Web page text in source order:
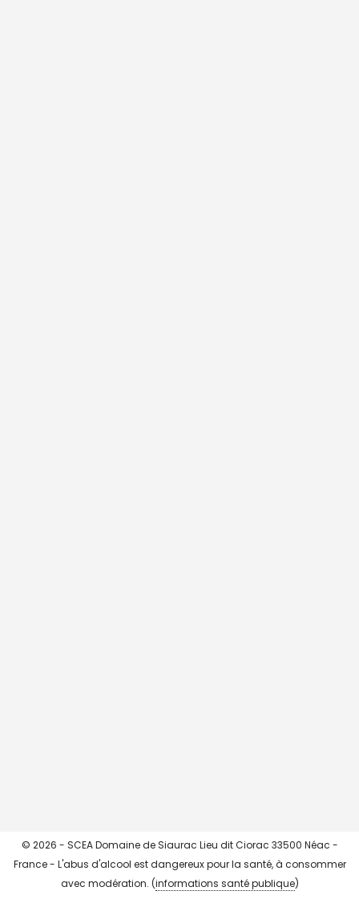
© 2026 - SCEA Domaine de Siaurac Lieu dit Ciorac 33500 Néac -
France - L'abus d'alcool est dangereux pour la santé, à consommer
avec modération. (informations santé publique)